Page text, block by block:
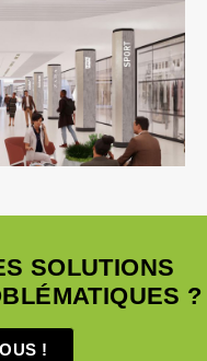
TCE
Structure
SOLUTIONS
?
!